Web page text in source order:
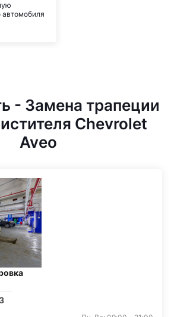
автомобиля
- Замена трапеции
Chevrolet
Aveo